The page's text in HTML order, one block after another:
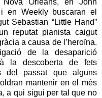
Nova Orleans, en John
i en Weekly buscaran el
Sebastian “Little Hand”
reputat pianista caigut
a causa de l’heroïna.
de la desaparició
la descoberta de fets
del passat que alguns
mantenir en el més
a qui sigui per tal que no